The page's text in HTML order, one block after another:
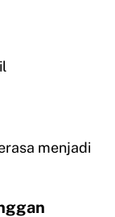
menjadi